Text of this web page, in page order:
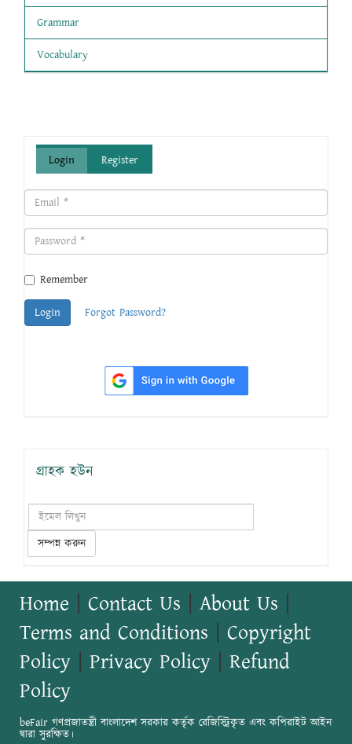
Grammar
Vocabulary
Login Register
Remember
Login Forgot Password?
গ্রাহক হউন
সম্পন্ন করুন
Home Contact Us About Us
Terms and Conditions
Copyright
Policy
Privacy Policy
Refund
Policy
beFair গণপ্রজাতন্ত্রী বাংলাদেশ সরকার কর্তৃক রেজিস্ট্রিকৃত এবং কপিরাইট আইন
দ্বারা সুরক্ষিত।